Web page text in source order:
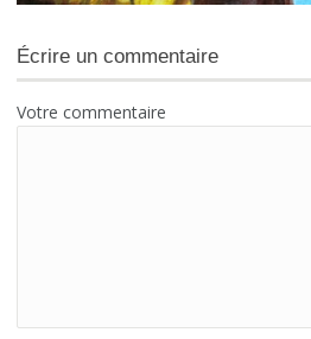
Écrire un commentaire
Votre commentaire